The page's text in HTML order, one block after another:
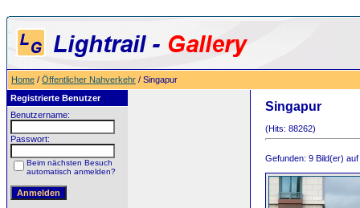
Home / Öffentlicher Nahverkehr / Singapur
Registrierte Benutzer
Benutzername:
Passwort:
Beim nächsten Besuch
automatisch anmelden?
Singapur
(Hits: 88262)
Gefunden: 9 Bild(er)